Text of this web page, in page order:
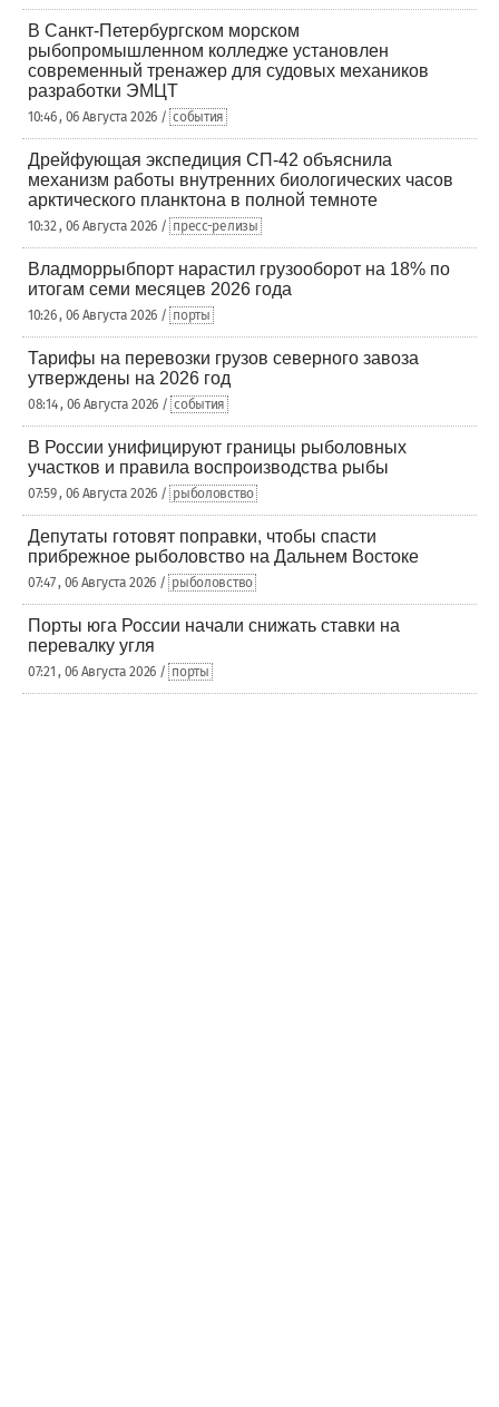
В Санкт-Петербургском морском
рыбопромышленном колледже установлен
современный тренажер для судовых механиков
разработки ЭМЦТ
10:46 , 06 Августа 2026 / события
Дрейфующая экспедиция СП-42 объяснила
механизм работы внутренних биологических часов
арктического планктона в полной темноте
10:32 , 06 Августа 2026 / пресс-релизы
Владморрыбпорт нарастил грузооборот на 18% по
итогам семи месяцев 2026 года
10:26 , 06 Августа 2026 / порты
Тарифы на перевозки грузов северного завоза
утверждены на 2026 год
08:14 , 06 Августа 2026 / события
В России унифицируют границы рыболовных
участков и правила воспроизводства рыбы
07:59 , 06 Августа 2026 / рыболовство
Депутаты готовят поправки, чтобы спасти
прибрежное рыболовство на Дальнем Востоке
07:47 , 06 Августа 2026 / рыболовство
Порты юга России начали снижать ставки на
перевалку угля
07:21 , 06 Августа 2026 / порты